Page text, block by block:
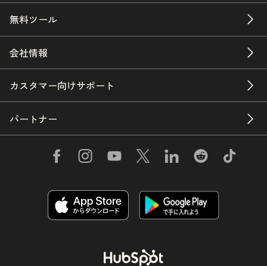
無料ツール
会社情報
カスタマー向けサポート
パートナー